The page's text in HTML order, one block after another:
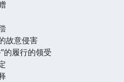
故意侵害
的履行的领受